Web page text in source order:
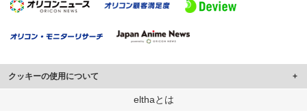
クッキーの使用について
このサイトでは Cookie を使用して、ユーザーに合わせたコンテンツや広告の
elthaとは